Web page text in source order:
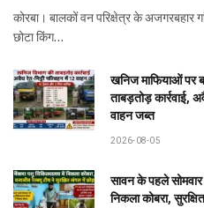
कोरबा। बालकों वन परिक्षेत्र के अजगरबहार
छोटा किंग…
खनिज माफियाओं पर
ताबड़तोड़
वाहन जब्त
2026-08-05
सावन के पहले
निकला कोबरा,